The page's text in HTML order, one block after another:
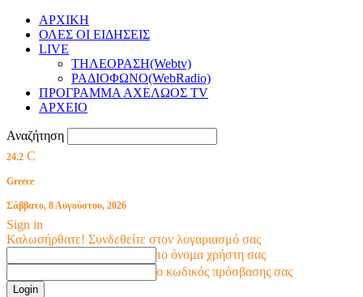
ΑΡΧΙΚΗ
ΟΛΕΣ ΟΙ ΕΙΔΗΣΕΙΣ
LIVE
ΤΗΛΕΟΡΑΣΗ(Webtv)
ΡΑΔΙΟΦΩΝΟ(WebRadio)
ΠΡΟΓΡΑΜΜΑ ΑΧΕΛΩΟΣ TV
ΑΡΧΕΙΟ
Αναζήτηση
24.2 C
Greece
Σάββατο, 8 Αυγούστου, 2026
Sign in
Καλωσήρθατε! Συνδεθείτε στον λογαριασμό σας
το όνομα χρήστη σας
ο κωδικός πρόσβασης σας